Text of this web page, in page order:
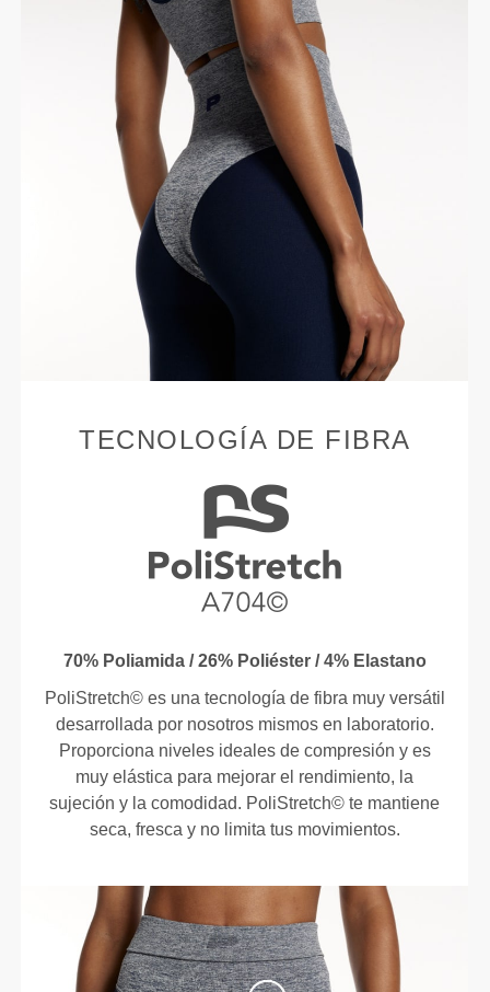
TECNOLOGÍA DE FIBRA
70% Poliamida / 26% Poliéster / 4% Elastano
PoliStretch© es una tecnología de fibra muy versátil
desarrollada por nosotros mismos en laboratorio.
Proporciona niveles ideales de compresión y es
muy elástica para mejorar el rendimiento, la
sujeción y la comodidad. PoliStretch© te mantiene
seca, fresca y no limita tus movimientos.